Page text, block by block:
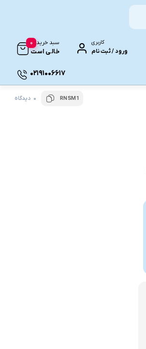
کاربری
ورود / ثبت نام
سبد خرید
خالی است
0
02191006617
RNSM1 0 دیدگاه